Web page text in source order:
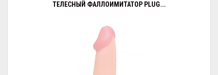
ТЕЛЕСНЫЙ ФАЛЛОИМИТАТОР PLUG...